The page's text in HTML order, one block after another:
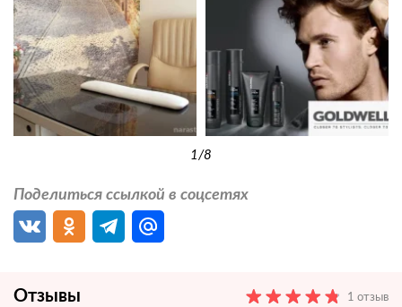
1/8
Поделиться ссылкой в соцсетях
Отзывы 1 отзыв